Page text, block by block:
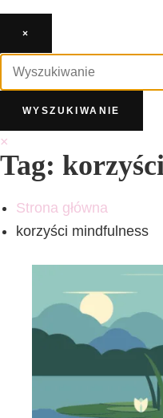
×
×
Tag:
Strona główna
korzyści mindfulness